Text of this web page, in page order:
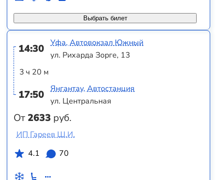
Выбрать билет
14:30
3 ч 20 м
17:50
От2633 руб.
Уфа, Автовокзал Южный
ул. Рихарда Зорге, 13
Янгантау, Автостанция
ул. Центральная
ИП Гареев Ш.И.
4.1
70